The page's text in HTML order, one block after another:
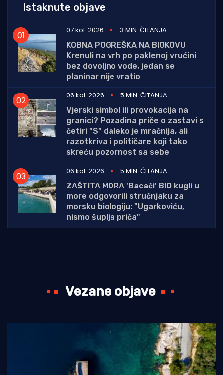
Istaknute objave
07 kol. 2026
3 MIN. ČITANJA
KOBNA POGREŠKA NA BIOKOVU
Krenuli na vrh po paklenoj vrućini
bez dovoljno vode, jedan se
planinar nije vratio
06 kol. 2026
5 MIN. ČITANJA
Vjerski simbol ili provokacija na
granici? Pozadina priče o zastavi s
četiri "S" daleko je mračnija, ali
razotkriva i političare koji tako
skreću pozornost sa sebe
06 kol. 2026
5 MIN. ČITANJA
ZAŠTITA MORA 'Bacači' BIO kugli u
more odgovorili stručnjaku za
morsku biologiju: "Ugarkoviću,
nismo šuplja priča"
Vezane objave